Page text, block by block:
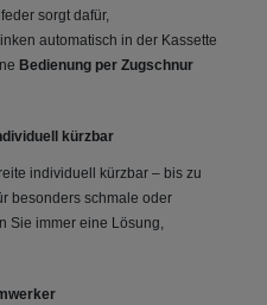
sorgt dafür,
automatisch in der Kassette
Bedienung per Zugschnur
kürzbar
individuell kürzbar – bis zu
besonders schmale oder
Sie immer eine Lösung,